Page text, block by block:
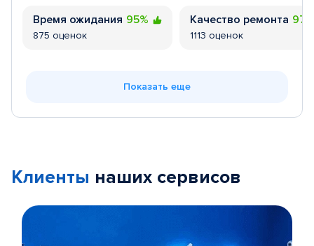
Время ожидания 95%
875 оценок
Качество ремонта
1113 оценок
Показать еще
Клиенты наших сервисов